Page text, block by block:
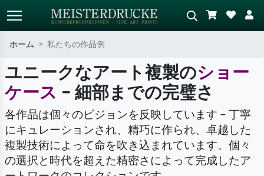
標準検索 AI画像検索
作家名・作品名・スタイルで検索
– 例：モネ、星月夜、印象派、北
斎の波、ヌード。
シーンを説明してください – 例：
緑の草原、赤の多い抽象画、暗い
油絵、木のそばの立ち姿のヌー
ド。
ホーム 私たちの作品例
ユニークなアート複製のショー
ケース – 細部までの完璧さ
各作品は個々のビジョンを反映しています – 丁寧
にキュレーションされ、精巧に作られ、卓越した
複製技術によって命を吹き込まれています。個々
の選択と時代を超えた精密さによって完成したア